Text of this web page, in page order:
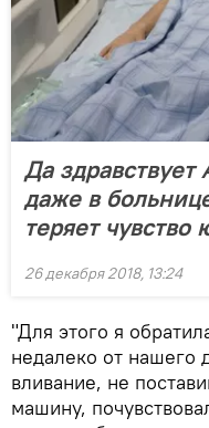
Да
даже в
теряет чувство
26 декабря 2018, 13:24
"Для этого я
недалеко от нашего
вливание, не
машину,